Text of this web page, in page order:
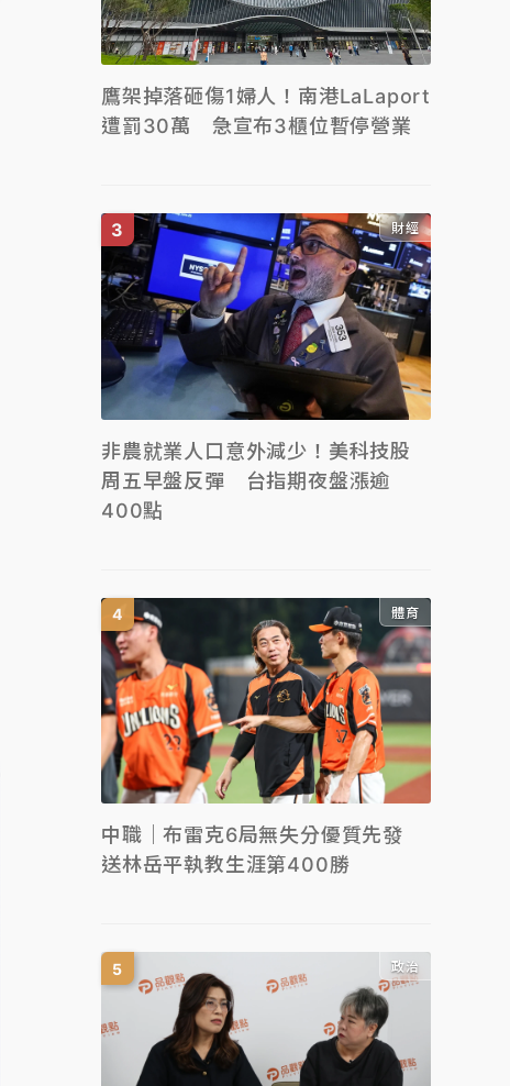
鷹架掉落砸傷1婦人！南港LaLaport
遭罰30萬 急宣布3櫃位暫停營業
財經
非農就業人口意外減少！美科技股
周五早盤反彈 台指期夜盤漲逾
400點
體育
中職｜布雷克6局無失分優質先發
送林岳平執教生涯第400勝
政治